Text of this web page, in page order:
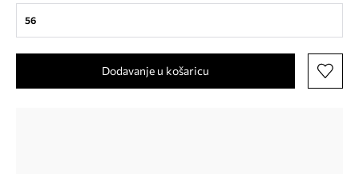
56
Dodavanje u košaricu